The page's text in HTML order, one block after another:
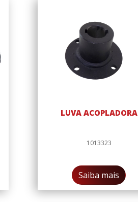
LUVA ACOPLADORA
1013323
Saiba mais